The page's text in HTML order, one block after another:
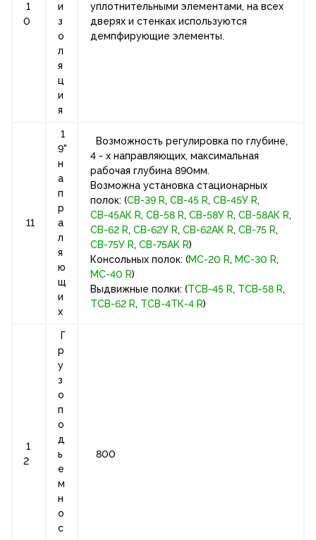
1
0
и
з
о
л
я
ц
и
я
уплотнительными элементами, на всех
дверях и стенках используются
демпфирующие элементы.
11
1
9"
н
а
п
р
а
л
я
ю
щ
и
х
Возможность регулировка по глубине,
4 - х направляющих, максимальная
рабочая глубина 890мм.
Возможна установка стационарных
полок: (СВ-39 R, СВ-45 R, СВ-45У R,
СВ-45АК R, СВ-58 R, СВ-58У R, СВ-58АК R,
СВ-62 R, СВ-62У R, СВ-62АК R, СВ-75 R,
СВ-75У R, СВ-75AK R)
Консольных полок: (МС-20 R, МС-30 R,
МС-40 R)
Выдвижные полки: (ТСВ-45 R, ТСВ-58 R,
ТСВ-62 R, ТСВ-4ТК-4 R)
1
2
Г
р
у
з
о
п
о
д
ь
е
м
н
о
с
800